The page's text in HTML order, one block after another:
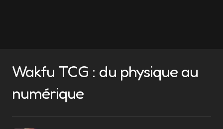
Wakfu TCG : du physique au
numérique